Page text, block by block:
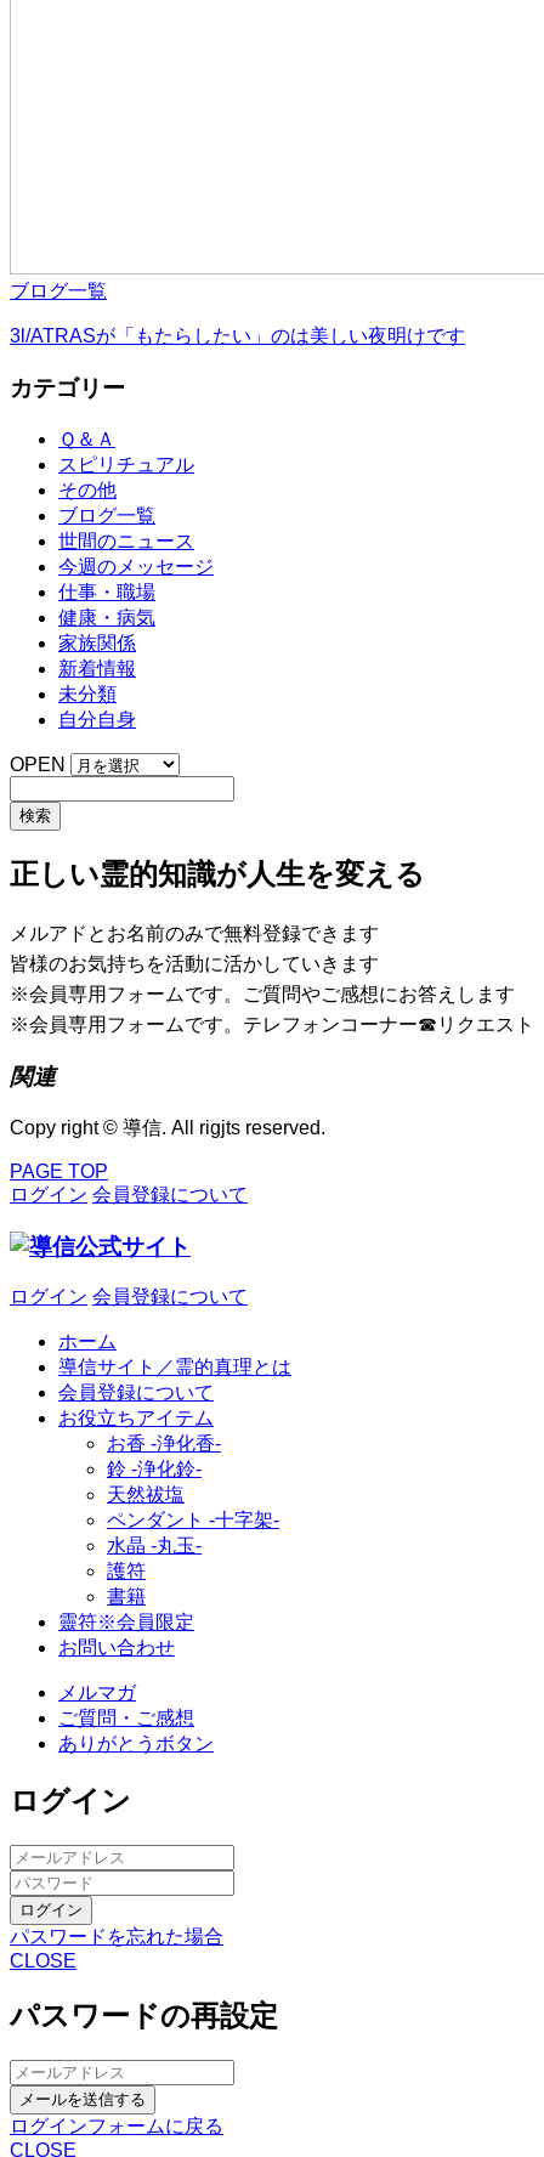
ブログ一覧
3l/ATRASが「もたらしたい」のは美しい夜明けです
カテゴリー
Ｑ＆Ａ
スピリチュアル
その他
ブログ一覧
世間のニュース
今週のメッセージ
仕事・職場
健康・病気
家族関係
新着情報
未分類
自分自身
OPEN
正しい霊的知識が人生を変える
メルアドとお名前のみで無料登録できます
皆様のお気持ちを活動に活かしていきます
※会員専用フォームです。ご質問やご感想にお答えします
※会員専用フォームです。テレフォンコーナー☎リクエスト
関連
Copy right © 導信. All rigjts reserved.
PAGE TOP
ログイン 会員登録について
ログイン 会員登録について
ホーム
導信サイト／霊的真理とは
会員登録について
お役立ちアイテム
お香 ‐浄化香‐
鈴 ‐浄化鈴‐
天然祓塩
ペンダント -十字架-
水晶 -丸玉-
護符
書籍
靈符※会員限定
お問い合わせ
メルマガ
ご質問・ご感想
ありがとうボタン
ログイン
ログイン
パスワードを忘れた場合
CLOSE
パスワードの再設定
メールを送信する
ログインフォームに戻る
CLOSE